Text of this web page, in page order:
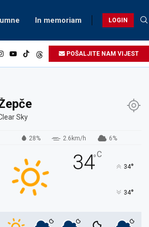
In memoriam LOGIN
POŠALJITE NAM VIJEST
Sky
28% 2.6km/h 6%
34°C
34°
34°